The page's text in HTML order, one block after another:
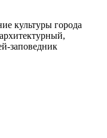
культуры города
заповедник